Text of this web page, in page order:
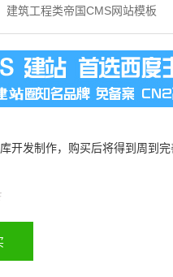
建筑工程类帝国CMS网站模板
开发制作，购买后将得到周到